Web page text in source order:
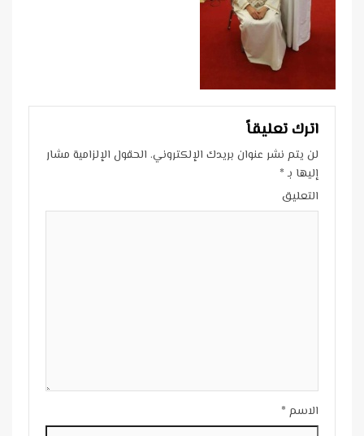
اترك تعليقاً
لن يتم نشر عنوان بريدك الإلكتروني. الحقول الإلزامية مشار
إليها بـ*
التعليق
الاسم *